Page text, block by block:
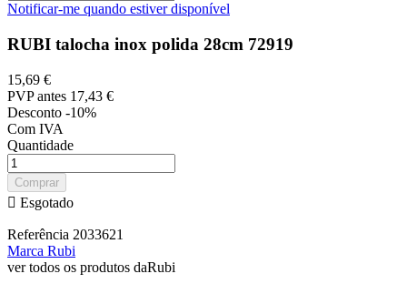
Notificar-me quando estiver disponível
RUBI talocha inox polida 28cm 72919
15,69 €
PVP antes 17,43 €
Desconto -10%
Com IVA
Quantidade
Comprar
 Esgotado
Referência 2033621
Marca Rubi
ver todos os produtos daRubi